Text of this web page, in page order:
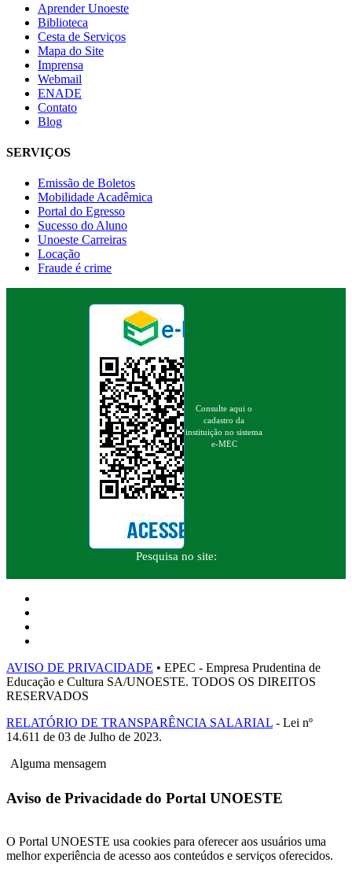
Aprender Unoeste
Biblioteca
Cesta de Serviços
Mapa do Site
Imprensa
Webmail
ENADE
Contato
Blog
SERVIÇOS
Emissão de Boletos
Mobilidade Acadêmica
Portal do Egresso
Sucesso do Aluno
Unoeste Carreiras
Locação
Fraude é crime
Consulte aqui o
cadastro da
instituição no sistema
e-MEC
Pesquisa no site:
AVISO DE PRIVACIDADE • EPEC - Empresa Prudentina de
Educação e Cultura SA/UNOESTE. TODOS OS DIREITOS
RESERVADOS
RELATÓRIO DE TRANSPARÊNCIA SALARIAL - Lei nº
14.611 de 03 de Julho de 2023.
Alguma mensagem
Aviso de Privacidade do Portal UNOESTE
O Portal UNOESTE usa cookies para oferecer aos usuários uma
melhor experiência de acesso aos conteúdos e serviços oferecidos.